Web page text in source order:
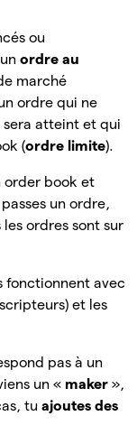
ou
ordre au
marché
ordre qui ne
sera atteint et qui
(ordre limite).
order book et
un ordre,
les ordres sont sur
fonctionnent avec
et les
pas à un
un « maker »,
tu ajoutes des